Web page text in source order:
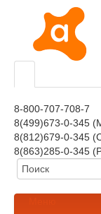
8-800-707-708-7
8(499)673-0-345
8(812)679-0-345
8(863)285-0-345